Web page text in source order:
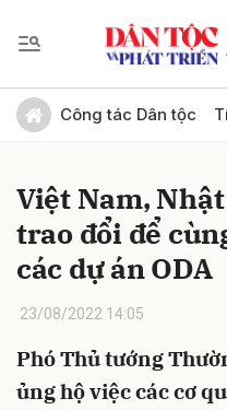
Công tác Dân tộc
Việt Nam,
trao đổi để
các dự án ODA
23/08/2022 14:05
Phó Thủ tướng
ủng hộ việc các cơ
Gửi bình luận